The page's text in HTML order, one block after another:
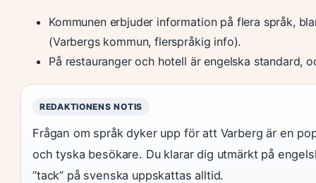
Kommunen erbjuder information på flera språk,
(Varbergs kommun, flerspråkig info).
På restauranger och hotell är engelska standard,
REDAKTIONENS NOTIS
Frågan om språk dyker upp för att Varberg är en
och tyska besökare. Du klarar dig utmärkt på
”tack” på svenska uppskattas alltid.